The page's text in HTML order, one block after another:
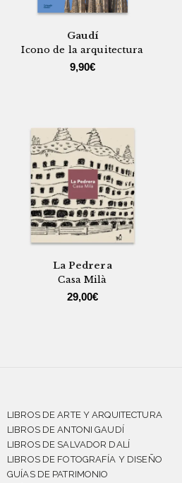
Gaudí
Icono de la arquitectura
9,90€
La Pedrera
Casa Milà
29,00€
LIBROS DE ARTE Y ARQUITECTURA
LIBROS DE ANTONI GAUDÍ
LIBROS DE SALVADOR DALÍ
LIBROS DE FOTOGRAFÍA Y DISEÑO
GUÍAS DE PATRIMONIO